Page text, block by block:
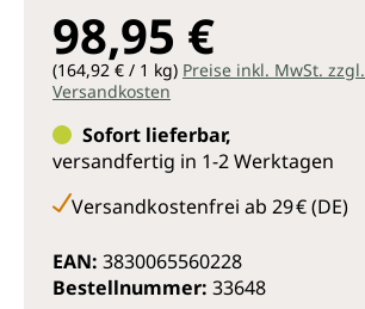
98,95 €
(164,92 € / 1 kg) Preise inkl. MwSt. zzgl.
Versandkosten
Sofort lieferbar,
versandfertig in 1-2 Werktagen
Versandkostenfrei ab 29 € (DE)
EAN: 3830065560228
Bestellnummer: 33648